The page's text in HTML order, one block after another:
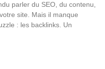
parler du SEO, du contenu,
site. Mais il manque
: les backlinks. Un